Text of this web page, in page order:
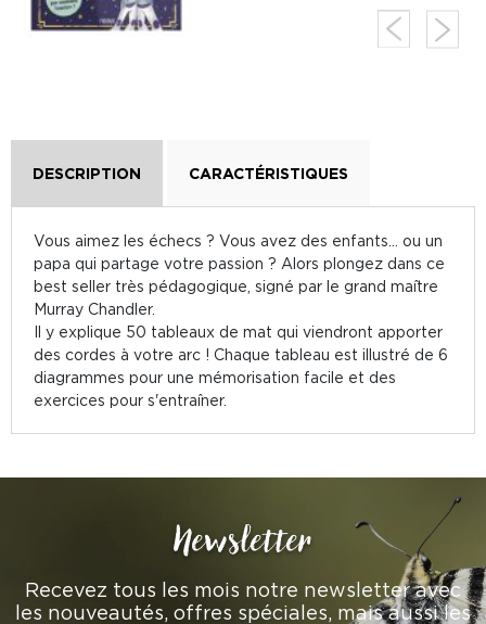
DESCRIPTION CARACTÉRISTIQUES
Vous aimez les échecs ? Vous avez des enfants... ou un
papa qui partage votre passion ? Alors plongez dans ce
best seller très pédagogique, signé par le grand maître
Murray Chandler.
Il y explique 50 tableaux de mat qui viendront apporter
des cordes à votre arc ! Chaque tableau est illustré de 6
diagrammes pour une mémorisation facile et des
exercices pour s'entraîner.
Newsletter
Recevez tous les mois notre newsletter avec
les nouveautés, offres spéciales, mais aussi les